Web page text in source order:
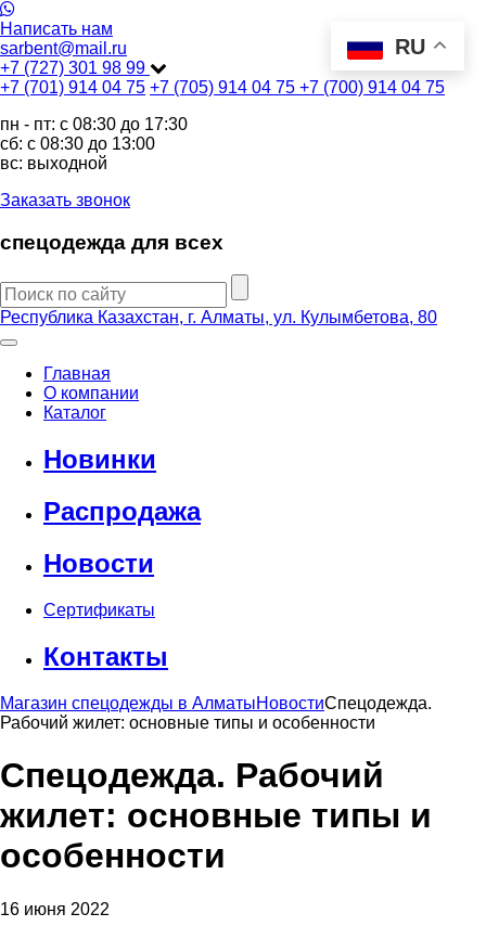
Написать нам
sarbent@mail.ru
+7 (727) 301 98 99
+7 (701) 914 04 75 +7 (705) 914 04 75 +7 (700) 914 04 75
пн - пт: c 08:30 до 17:30
сб: c 08:30 до 13:00
вс: выходной
Заказать звонок
спецодежда для всех
Республика Казахстан, г. Алматы, ул. Кулымбетова, 80
Главная
О компании
Каталог
Новинки
Распродажа
Новости
Сертификаты
Контакты
Магазин спецодежды в АлматыНовостиСпецодежда.
Рабочий жилет: основные типы и особенности
Спецодежда. Рабочий
жилет: основные типы и
особенности
16 июня 2022
RU